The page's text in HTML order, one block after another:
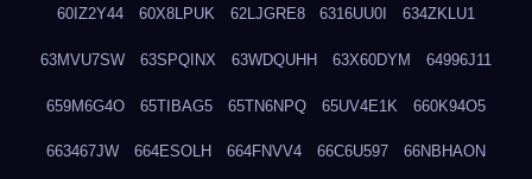
60IZ2Y44 60X8LPUK 62LJGRE8 6316UU0I 634ZKLU1
63MVU7SW 63SPQINX 63WDQUHH 63X60DYM 64996J11
659M6G4O 65TIBAG5 65TN6NPQ 65UV4E1K 660K94O5
663467JW 664ESOLH 664FNVV4 66C6U597 66NBHAON